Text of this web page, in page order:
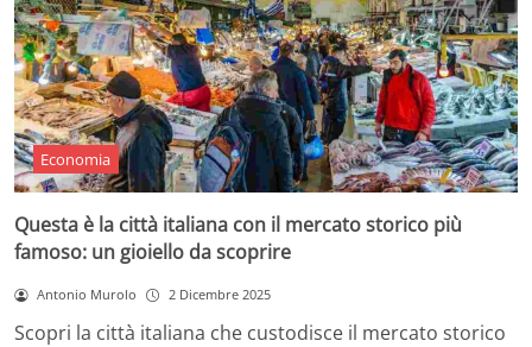
Economia
Questa è la città italiana con il mercato storico più
famoso: un gioiello da scoprire
Antonio Murolo 2 Dicembre 2025
Scopri la città italiana che custodisce il mercato storico